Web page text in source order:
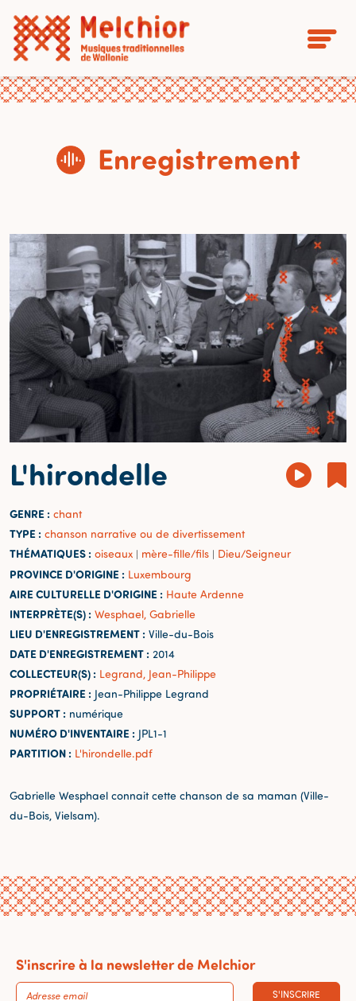
Enregistrement
L'hirondelle
GENRE : chant
TYPE : chanson narrative ou de divertissement
THÉMATIQUES : oiseaux | mère-fille/fils | Dieu/Seigneur
PROVINCE D'ORIGINE : Luxembourg
AIRE CULTURELLE D'ORIGINE : Haute Ardenne
INTERPRÈTE(S) : Wesphael, Gabrielle
LIEU D'ENREGISTREMENT : Ville-du-Bois
DATE D'ENREGISTREMENT : 2014
COLLECTEUR(S) : Legrand, Jean-Philippe
PROPRIÉTAIRE : Jean-Philippe Legrand
SUPPORT : numérique
NUMÉRO D'INVENTAIRE : JPL1-1
PARTITION : L'hirondelle.pdf
Gabrielle Wesphael connait cette chanson de sa maman (Ville-
du-Bois, Vielsam).
S'inscrire à la newsletter de Melchior
S'INSCRIRE